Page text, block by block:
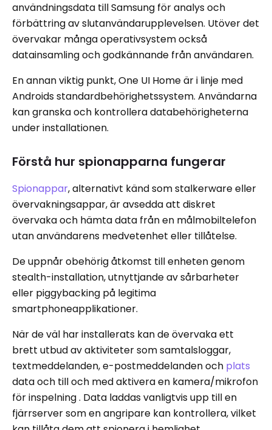
användningsdata till Samsung för analys och
förbättring av slutanvändarupplevelsen. Utöver det
övervakar många operativsystem också
datainsamling och godkännande från användaren.
En annan viktig punkt, One UI Home är i linje med
Androids standardbehörighetssystem. Användarna
kan granska och kontrollera databehörigheterna
under installationen.
Förstå hur spionapparna fungerar
Spionappar, alternativt känd som stalkerware eller
övervakningsappar, är avsedda att diskret
övervaka och hämta data från en målmobiltelefon
utan användarens medvetenhet eller tillåtelse.
De uppnår obehörig åtkomst till enheten genom
stealth-installation, utnyttjande av sårbarheter
eller piggybacking på legitima
smartphoneapplikationer.
När de väl har installerats kan de övervaka ett
brett utbud av aktiviteter som samtalsloggar,
textmeddelanden, e-postmeddelanden och plats
data och till och med aktivera en kamera/mikrofon
för inspelning . Data laddas vanligtvis upp till en
fjärrserver som en angripare kan kontrollera, vilket